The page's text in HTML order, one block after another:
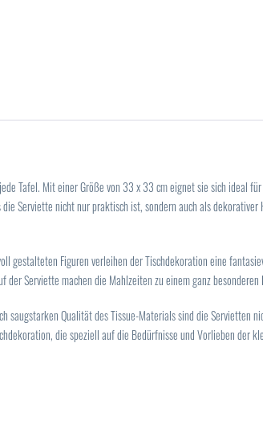
Tafel. Mit einer Größe von 33 x 33 cm eignet sie sich ideal
Serviette nicht nur praktisch ist, sondern auch als
gestalteten Figuren verleihen der Tischdekoration eine
Serviette machen die Mahlzeiten zu einem ganz
saugstarken Qualität des Tissue-Materials sind die Servietten
die speziell auf die Bedürfnisse und Vorlieben der